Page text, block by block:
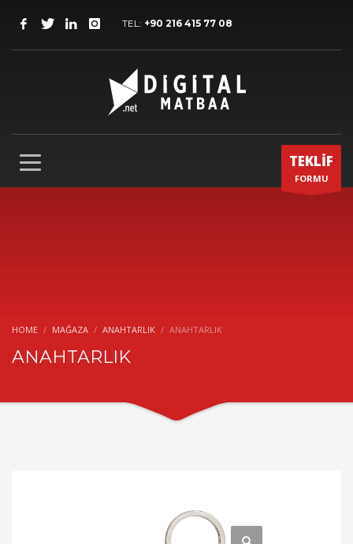
TEL: +90 216 415 77 08
TEKLİF
FORMU
HOME MAĞAZA ANAHTARLIK ANAHTARLIK
ANAHTARLIK